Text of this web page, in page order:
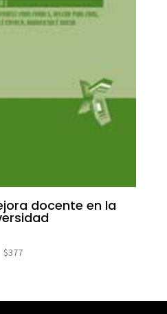
docente en la
$377